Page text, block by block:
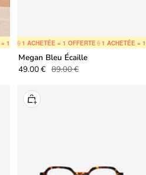
🍦1 ACHETÉE = 1 OFFERTE🍦1
🍦 1 ACHETÉE = 1 OFFERTE🍦1 ACHETÉE = 1
Megan Bleu Écaille
Prix
vente
49.00 € Prix
89.00 €
Ajouter